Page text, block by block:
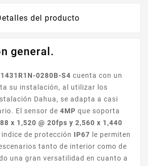
del producto
general.
0280B-S4 cuenta con un
su instalación, al utilizar los
Dahua, se adapta a casi
El sensor de 4MP que soporta
x 1,520 @ 20fps y 2,560 x 1,440
indice de protección IP67 le permiten
tanto de interior como de
una gran versatilidad en cuanto a